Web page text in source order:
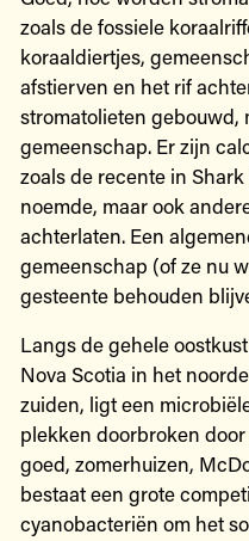
zoals de fossiele
koraaldiertjes,
afstierven en het rif
stromatolieten gebouwd,
gemeenschap. Er zijn
zoals de recente in
noemde, maar ook
achterlaten. Een
gemeenschap (of ze nu
gesteente behouden
Langs de gehele
Nova Scotia in het
zuiden, ligt een
plekken doorbroken
goed, zomerhuizen,
bestaat een grote
cyanobacteriën om het